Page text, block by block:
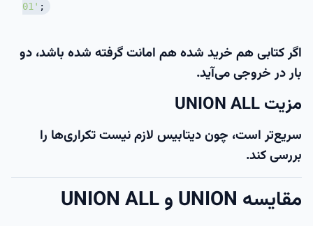
01' ;
اگر کتابی هم خرید شده هم امانت گرفته شده باشد، دو
بار در خروجی می‌آید.
مزیت UNION ALL
سریع‌تر است، چون دیتابیس لازم نیست تکراری‌ها را
بررسی کند.
مقایسه UNION و UNION ALL